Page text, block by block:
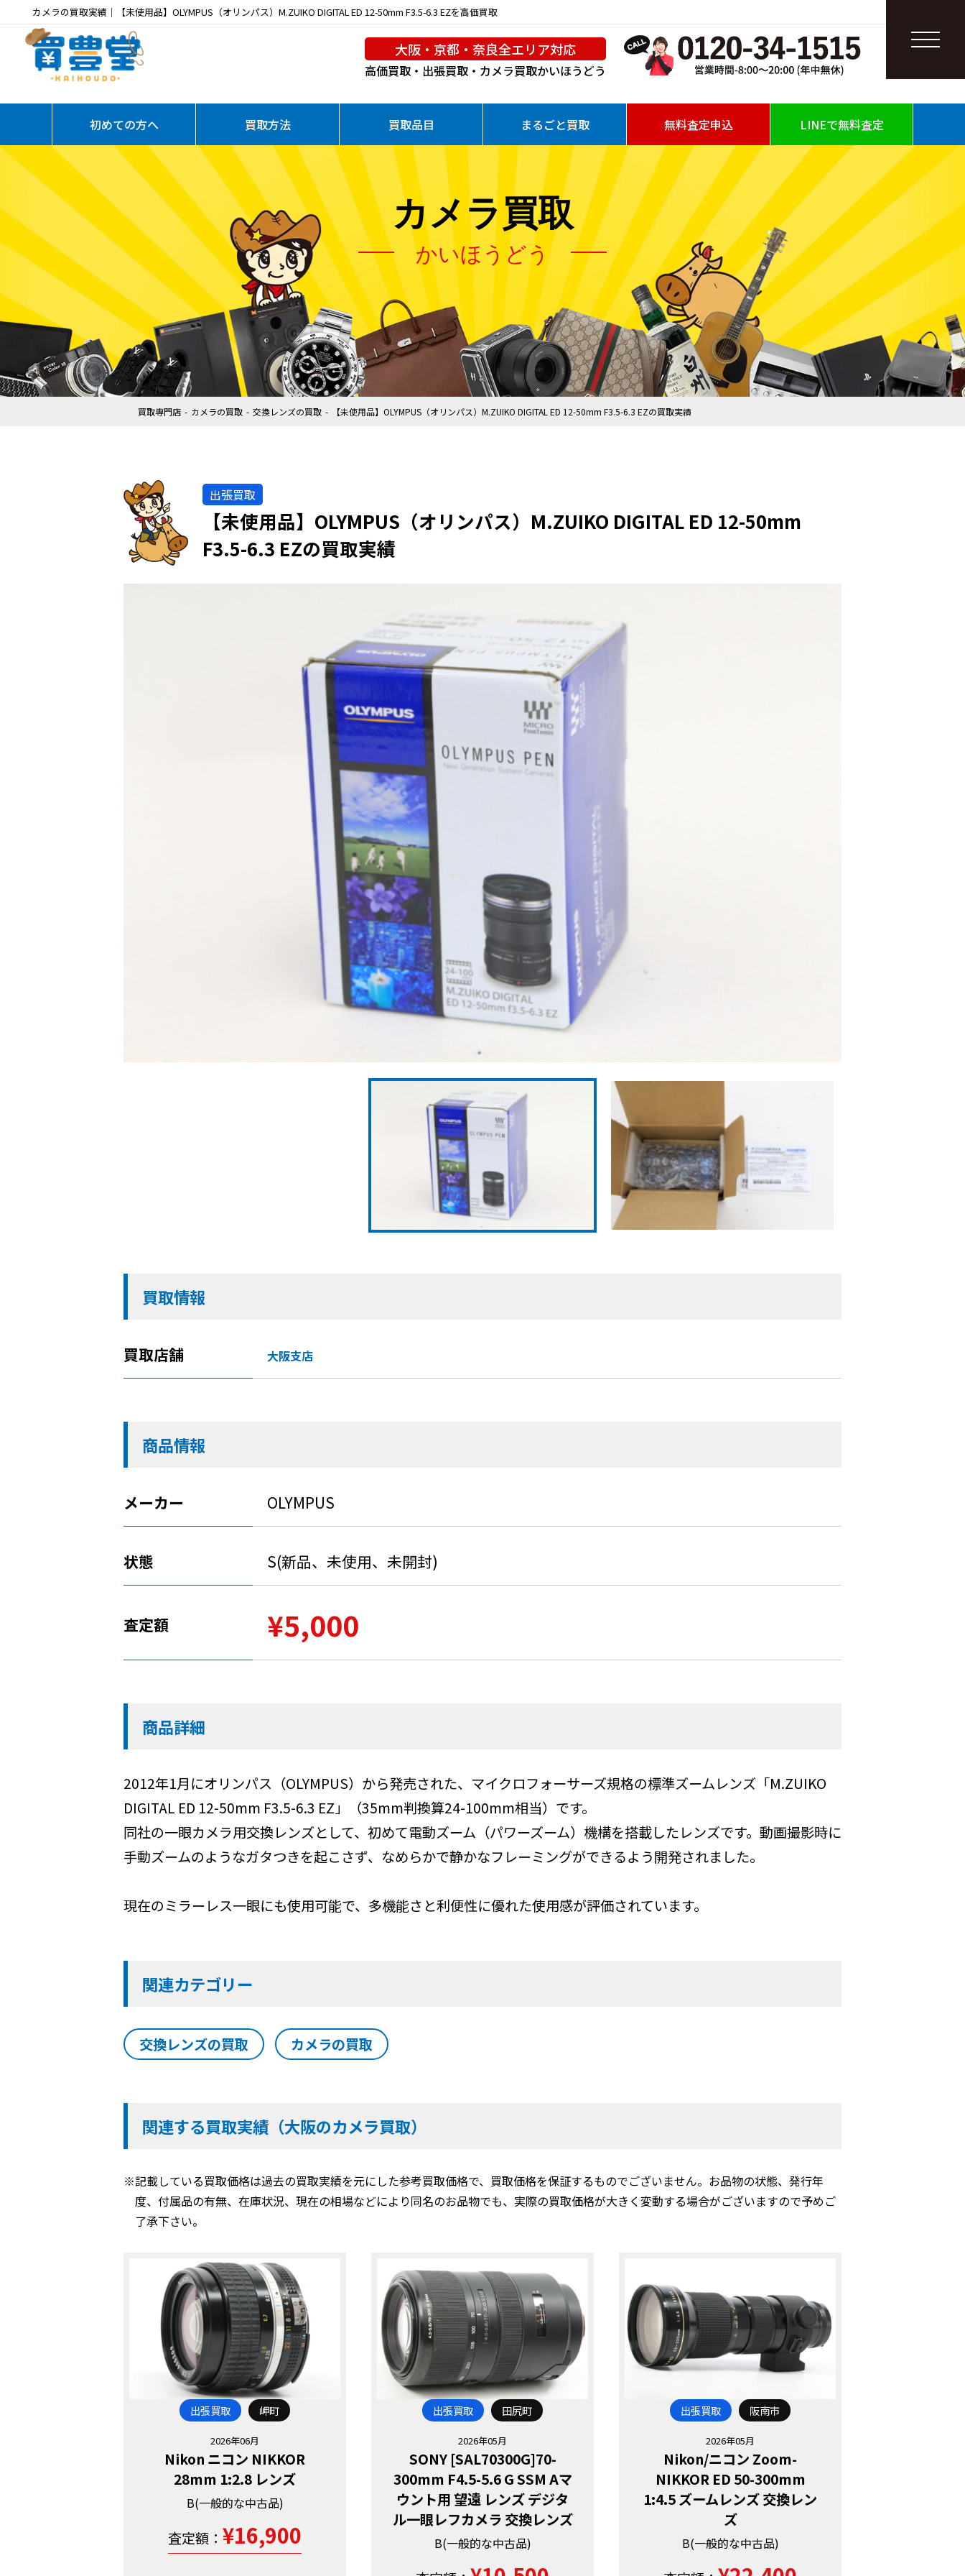
カメラの買取実績｜【未使用品】OLYMPUS（オリンパス）M.ZUIKO DIGITAL ED 12-50mm F3.5-6.3 EZを高価買取
大阪・京都・奈良全エリア対応
高価買取・出張買取・カメラ買取かいほうどう
初めての方へ 買取方法 買取品目 まるごと買取 無料査定申込 LINEで無料査定
カメラ買取
かいほうどう
買取専門店 カメラの買取 交換レンズの買取 【未使用品】OLYMPUS（オリンパス）M.ZUIKO DIGITAL ED 12-50mm F3.5-6.3 EZの買取実績
出張買取
【未使用品】OLYMPUS（オリンパス）M.ZUIKO DIGITAL ED 12-50mm
F3.5-6.3 EZの買取実績
買取情報
買取店舗 大阪支店
商品情報
メーカー OLYMPUS
状態 S(新品、未使用、未開封)
査定額 ¥5,000
商品詳細
2012年1月にオリンパス（OLYMPUS）から発売された、マイクロフォーサーズ規格の標準ズームレンズ「M.ZUIKO
DIGITAL ED 12-50mm F3.5-6.3 EZ」（35mm判換算24-100mm相当）です。
同社の一眼カメラ用交換レンズとして、初めて電動ズーム（パワーズーム）機構を搭載したレンズです。動画撮影時に
手動ズームのようなガタつきを起こさず、なめらかで静かなフレーミングができるよう開発されました。
現在のミラーレス一眼にも使用可能で、多機能さと利便性に優れた使用感が評価されています。
関連カテゴリー
交換レンズの買取 カメラの買取
関連する買取実績（大阪のカメラ買取）
※記載している買取価格は過去の買取実績を元にした参考買取価格で、買取価格を保証するものでございません。お品物の状態、発行年
度、付属品の有無、在庫状況、現在の相場などにより同名のお品物でも、実際の買取価格が大きく変動する場合がございますので予めご
了承下さい。
出張買取 岬町
2026年06月
Nikon ニコン NIKKOR
28mm 1:2.8 レンズ
B(一般的な中古品)
査定額： ¥16,900
出張買取 田尻町
2026年05月
SONY [SAL70300G]70-
300mm F4.5-5.6 G SSM Aマ
ウント用 望遠 レンズ デジタ
ル一眼レフカメラ 交換レンズ
B(一般的な中古品)
出張買取 阪南市
2026年05月
Nikon/ニコン Zoom-
NIKKOR ED 50-300mm
1:4.5 ズームレンズ 交換レン
ズ
B(一般的な中古品)